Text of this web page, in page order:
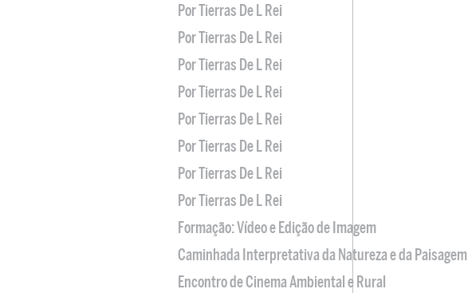
Por Tierras De L Rei
Por Tierras De L Rei
Por Tierras De L Rei
Por Tierras De L Rei
Por Tierras De L Rei
Por Tierras De L Rei
Por Tierras De L Rei
Por Tierras De L Rei
Formação: Vídeo e Edição de Imagem
Caminhada Interpretativa da Natureza e da Paisagem
Encontro de Cinema Ambiental e Rural